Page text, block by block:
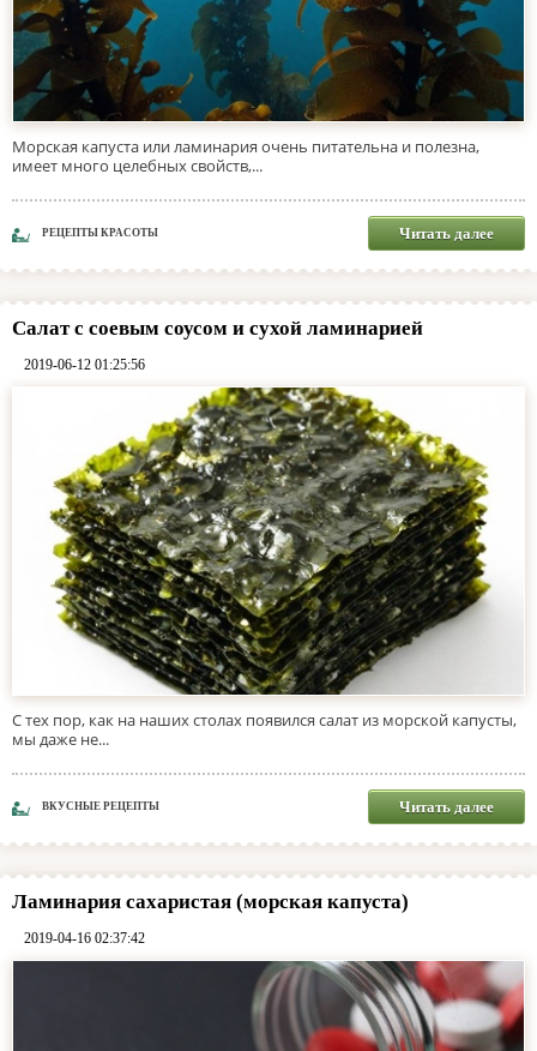
Морская капуста или ламинария очень питательна и полезна,
имеет много целебных свойств,...
РЕЦЕПТЫ КРАСОТЫ Читать далее
Салат с соевым соусом и сухой ламинарией
2019-06-12 01:25:56
С тех пор, как на наших столах появился салат из морской капусты,
мы даже не...
ВКУСНЫЕ РЕЦЕПТЫ Читать далее
Ламинария сахаристая (морская капуста)
2019-04-16 02:37:42